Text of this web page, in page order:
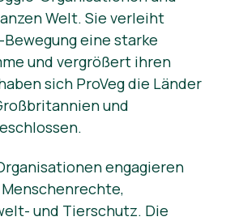
Welt. Sie verleiht
eine starke
und vergrößert ihren
sich ProVeg die Länder
und
engagieren
und Tierschutz. Die